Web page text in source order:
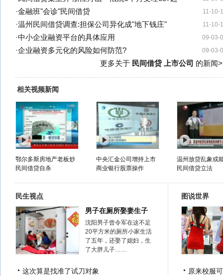
11-10-
·金融班"会诊"民间借贷
11-10-
·温州民间借贷调查:担保公司异化成"地下钱庄"
09-03-
·中小企业融资平台的具体应用
09-03-
·企业融资多元化的风险如何防范?
更多关于 民间借贷 上市公司 的新闻
相关视频新闻
鄂尔多斯房地产老板炒
民间借贷自杀
中央汇金公司增持上市
商业银行股票操作
温州放贷乱象或
民间借贷立法
民生视点
男子在厕所娶妻生子
沈阳男子曾令军在这不足
20平方米的厕所小家生活
了五年，还娶了媳妇，生
了大胖儿子……
这次算是找准了试刀对象
图说世界
原来校服